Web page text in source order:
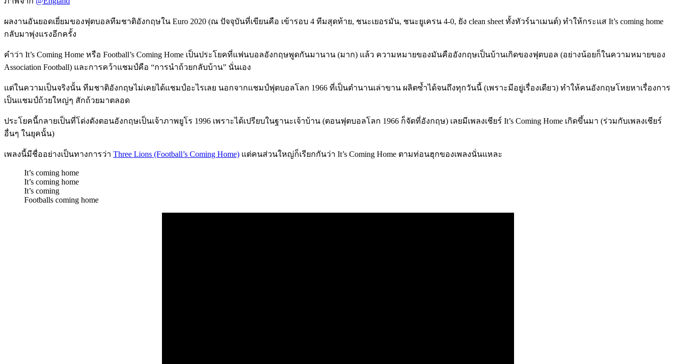
ผลงานอันยอดเยี่ยมของฟุตบอลทีมชาติอังกฤษใน Euro 2020 (ณ ปัจจุบันที่เขียนคือ เข้ารอบ 4 ทีมสุดท้าย, ชนะเยอรมัน, ชนะยูเครน 4-0, ยัง clean sheet ทั้งทัวร์นาเมนต์) ทำให้กระแส It’s coming home
กลับมาพุ่งแรงอีกครั้ง
คำว่า It’s Coming Home หรือ Football’s Coming Home เป็นประโยคที่แฟนบอลอังกฤษพูดกันมานาน (มาก) แล้ว ความหมายของมันคืออังกฤษเป็นบ้านเกิดของฟุตบอล (อย่างน้อยก็ในความหมายของ
Association Football) และการคว้าแชมป์คือ “การนำถ้วยกลับบ้าน” นั่นเอง
แต่ในความเป็นจริงนั้น ทีมชาติอังกฤษไม่เคยได้แชมป์อะไรเลย นอกจากแชมป์ฟุตบอลโลก 1966 ที่เป็นตำนานเล่าขาน ผลิตซ้ำได้จนถึงทุกวันนี้ (เพราะมีอยู่เรื่องเดียว) ทำให้คนอังกฤษโหยหาเรื่องการ
เป็นแชมป์ถ้วยใหญ่ๆ สักถ้วยมาตลอด
ประโยคนี้กลายเป็นที่โด่งดังตอนอังกฤษเป็นเจ้าภาพยูโร 1996 เพราะได้เปรียบในฐานะเจ้าบ้าน (ตอนฟุตบอลโลก 1966 ก็จัดที่อังกฤษ) เลยมีเพลงเชียร์ It’s Coming Home เกิดขึ้นมา (ร่วมกับเพลงเชียร์
อื่นๆ ในยุคนั้น)
เพลงนี้มีชื่ออย่างเป็นทางการว่า Three Lions (Football’s Coming Home) แต่คนส่วนใหญ่ก็เรียกกันว่า It’s Coming Home ตามท่อนฮุกของเพลงนั่นแหละ
It’s coming home
It’s coming home
It’s coming
Footballs coming home